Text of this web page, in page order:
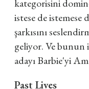
kategorisini
istese de
şarkısını
geliyor. Ve bunun
adayı Barbie'yi
Past Lives